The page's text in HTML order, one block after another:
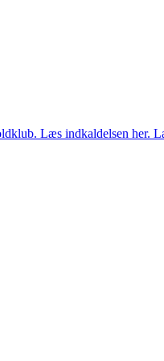
Læs indkaldelsen her.